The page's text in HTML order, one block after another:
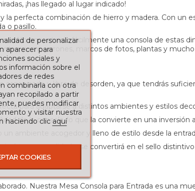
¡has llegado al lugar indicado!
la perfecta combinación de hierro y madera. Con un
o pasillo.
No encontrarás fácilmente una consola de estas
como jarrones, marcos de fotos, plantas y
y libre de desorden, ya que tendrás
para adaptarse a distintos ambientes y estilos
de la consola, lo que la convierte en una inversión
un ambiente acogedor y lleno de estilo desde la
tu personalidad y se convertirá en el sello
Nuestra Mesa Consola para Entrada es una
de personalizar
aparecer para
sociales y
información sobre el
de redes
combinarla con otra
recopilado a partir
puedes modificar
y visitar nuestra
haciendo clic aquí
COOKIES